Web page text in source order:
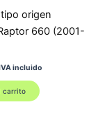
origen
660 (2001-
incluido
carrito